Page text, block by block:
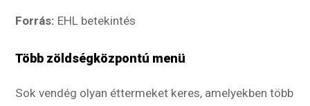
Forrás: EHL betekintés
Több zöldségközpontú menü
Sok vendég olyan éttermeket keres, amelyekben több